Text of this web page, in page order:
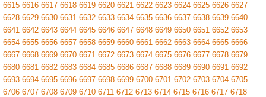
6615 6616 6617 6618 6619 6620 6621 6622 6623 6624 6625 6626 6627
6628 6629 6630 6631 6632 6633 6634 6635 6636 6637 6638 6639 6640
6641 6642 6643 6644 6645 6646 6647 6648 6649 6650 6651 6652 6653
6654 6655 6656 6657 6658 6659 6660 6661 6662 6663 6664 6665 6666
6667 6668 6669 6670 6671 6672 6673 6674 6675 6676 6677 6678 6679
6680 6681 6682 6683 6684 6685 6686 6687 6688 6689 6690 6691 6692
6693 6694 6695 6696 6697 6698 6699 6700 6701 6702 6703 6704 6705
6706 6707 6708 6709 6710 6711 6712 6713 6714 6715 6716 6717 6718